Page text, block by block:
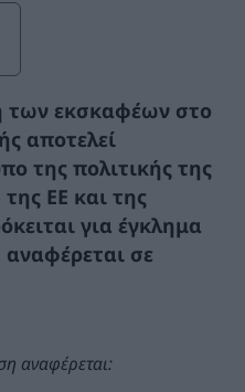
των εκσκαφέων στο
αποτελεί
της πολιτικής της
ΕΕ και της
για έγκλημα
αναφέρεται σε
αναφέρεται: